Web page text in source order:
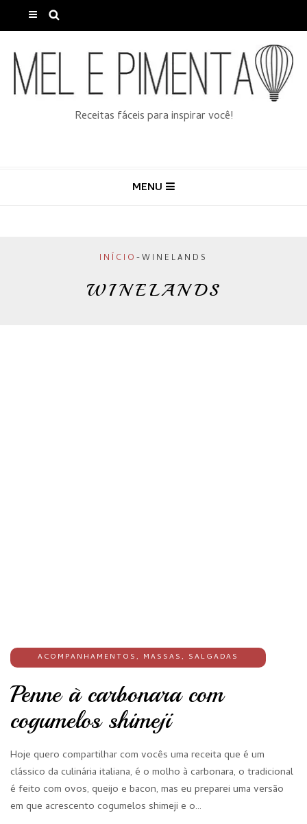
Receitas fáceis para inspirar você!
MENU
INÍCIO -WINELANDS
WINELANDS
ACOMPANHAMENTOS, MASSAS, SALGADAS
Penne à carbonara com
cogumelos shimeji
Hoje quero compartilhar com vocês uma receita que é um
clássico da culinária italiana, é o molho à carbonara, o tradicional
é feito com ovos, queijo e bacon, mas eu preparei uma versão
em que acrescento cogumelos shimeji e o…